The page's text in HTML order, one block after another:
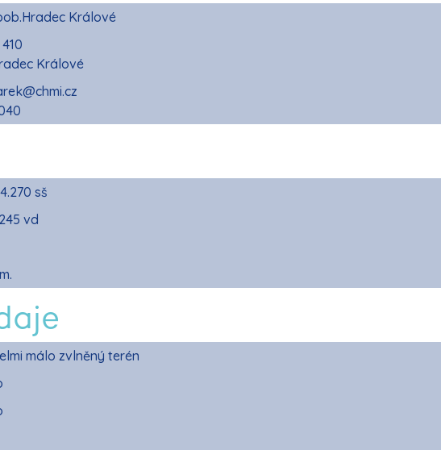
Králové
Králové
sš
vd
málo zvlněný terén